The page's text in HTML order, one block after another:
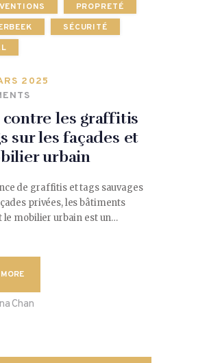
PROPRETÉ
SÉCURITÉ
2025
les graffitis
sur les façades et
urbain
de graffitis et tags sauvages
privées, les bâtiments
le mobilier urbain est un…
Chan